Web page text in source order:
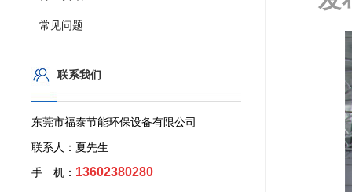
常见问题
联系我们
东莞市福泰节能环保设备有限公司
联系人：夏先生
手 机： 13602380280